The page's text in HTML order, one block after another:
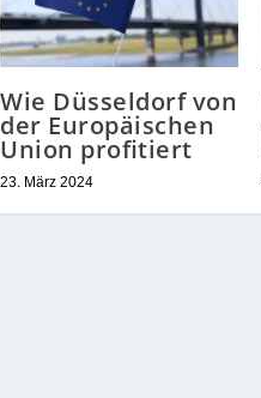
Wie Düsseldorf von
der Europäischen
Union profitiert
23. März 2024